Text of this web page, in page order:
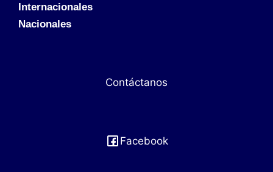
Internacionales
Nacionales
Contáctanos
Facebook